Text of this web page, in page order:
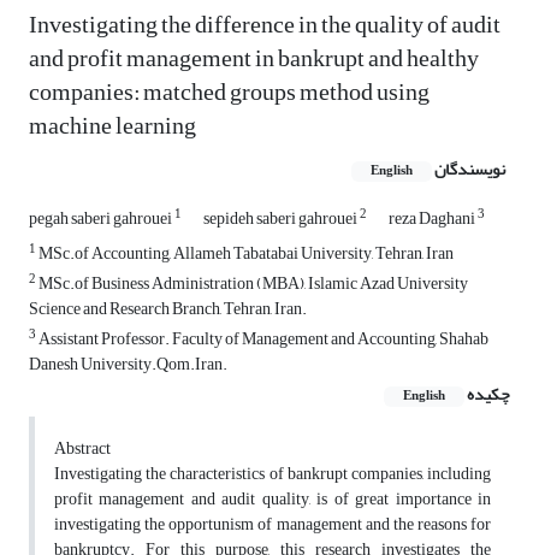
Investigating the difference in the quality of audit
and profit management in bankrupt and healthy
companies: matched groups method using
machine learning
نویسندگان English
pegah saberi gahrouei1 sepideh saberi gahrouei2 reza Daghani3
1MSc.of Accounting, Allameh Tabatabai University, Tehran, Iran
2MSc.of Business Administration (MBA), Islamic Azad University
Science and Research Branch, Tehran, Iran.
3Assistant Professor. Faculty of Management and Accounting, Shahab
Danesh University.Qom.Iran.
چکیده
English
Abstract
Investigating the characteristics of bankrupt companies, including
profit management and audit quality, is of great importance in
investigating the opportunism of management and the reasons for